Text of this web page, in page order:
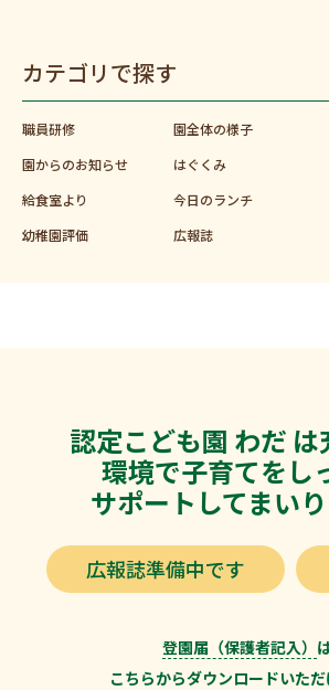
カテゴリで探す
職員研修
園からのお知らせ
給食室より
幼稚園評価
園全体の様子
はぐくみ
今日のランチ
広報誌
認定こども園 わだ は
環境で子育てをし
サポートしてまいり
広報誌準備中です
登園届（保護者記入）
こちらからダウンロードいただ